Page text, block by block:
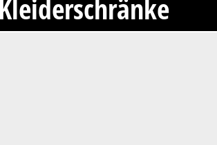
Kleiderschränke